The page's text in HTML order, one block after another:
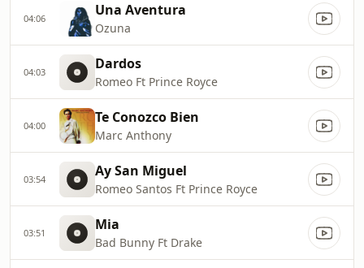
04:06 Una Aventura
Ozuna
04:03 Dardos
Romeo Ft Prince Royce
04:00 Te Conozco Bien
Marc Anthony
03:54 Ay San Miguel
Romeo Santos Ft Prince Royce
03:51 Mia
Bad Bunny Ft Drake